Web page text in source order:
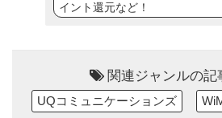
イント還元など！
関連ジャンルの記
UQコミュニケーションズ